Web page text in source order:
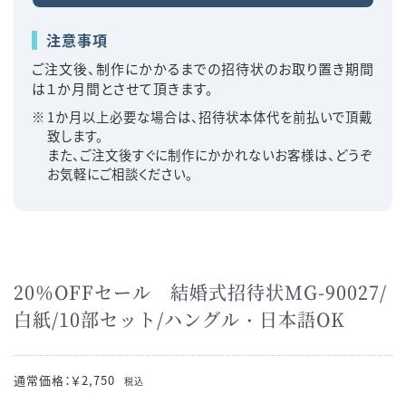
注意事項
ご注文後、制作にかかるまでの招待状のお取り置き期間
は１か月間とさせて頂きます。
1か月以上必要な場合は、招待状本体代を前払いで頂戴
致します。
また、ご注文後すぐに制作にかかれないお客様は、どうぞ
お気軽にご相談ください。
20％OFFセール 結婚式招待状MG-90027/
白紙/10部セット/ハングル・日本語OK
通常価格：￥2,750 税込